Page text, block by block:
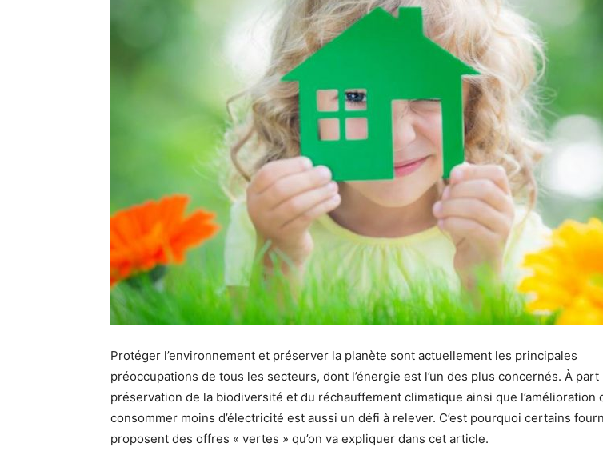
Protéger l’environnement et préserver la planète sont actuellement les principales
préoccupations de tous les secteurs, dont l’énergie est l’un des plus concernés. À part
préservation de la biodiversité et du réchauffement climatique ainsi que l’amélioration
consommer moins d’électricité est aussi un défi à relever. C’est pourquoi certains
proposent des offres « vertes » qu’on va expliquer dans cet article.